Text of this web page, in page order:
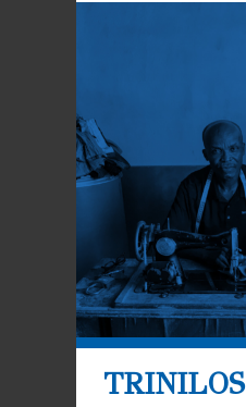
TRINILOS